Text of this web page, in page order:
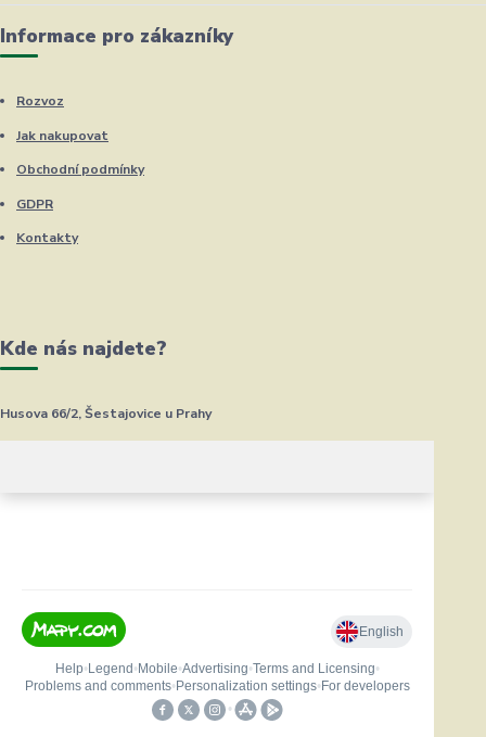
Informace pro zákazníky
Rozvoz
Jak nakupovat
Obchodní podmínky
GDPR
Kontakty
Kde nás najdete?
Husova 66/2, Šestajovice u Prahy